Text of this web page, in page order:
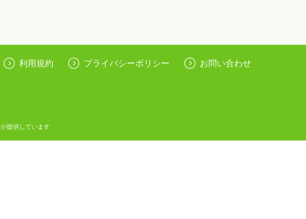
利用規約 プライバシーポリシー お問い合わせ
が提供しています